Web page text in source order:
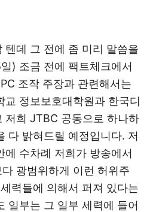
텐데 그 전에 좀 미리 말씀을
) 조금 전에 팩트체크에서
조작 주장과 관련해서는
교 정보보호대학원과 한국디
저희 JTBC 공동으로 하나하
다 밝혀드릴 예정입니다. 저
에 수차례 저희가 방송에서
광범위하게 이런 허위주
력들에 의해서 퍼져 있다는
일부는 그 일부 세력에 들어